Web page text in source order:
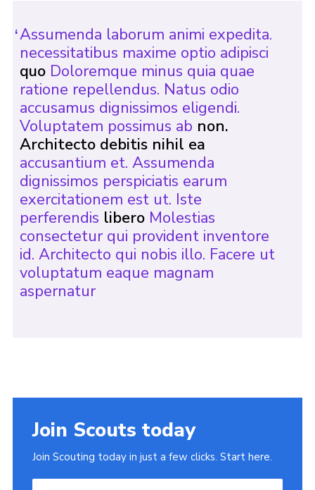
Assumenda laborum animi expedita.
necessitatibus maxime optio adipisci
quoDoloremque minus quia quae
ratione repellendus. Natus odio
accusamus dignissimos eligendi.
Voluptatem possimus ab non.
Architecto debitis nihil ea
accusantium et. Assumenda
dignissimos perspiciatis earum
exercitationem est ut. Iste
perferendis liberoMolestias
consectetur qui provident inventore
id. Architecto qui nobis illo. Facere ut
voluptatum eaque magnam
aspernatur
Join Scouts today
Join Scouting today in just a few clicks. Start here.